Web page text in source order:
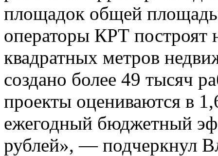
площадок общей
операторы КРТ
квадратных метров
создано более 49 тысяч
проекты оцениваются в
ежегодный бюджетный
рублей», — подчеркнул